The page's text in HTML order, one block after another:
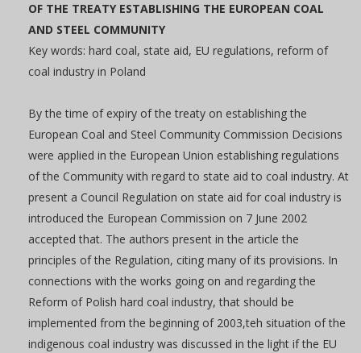
OF THE TREATY ESTABLISHING THE EUROPEAN COAL
AND STEEL COMMUNITY
Key words: hard coal, state aid, EU regulations, reform of
coal industry in Poland
By the time of expiry of the treaty on establishing the
European Coal and Steel Community Commission Decisions
were applied in the European Union establishing regulations
of the Community with regard to state aid to coal industry. At
present a Council Regulation on state aid for coal industry is
introduced the European Commission on 7 June 2002
accepted that. The authors present in the article the
principles of the Regulation, citing many of its provisions. In
connections with the works going on and regarding the
Reform of Polish hard coal industry, that should be
implemented from the beginning of 2003,teh situation of the
indigenous coal industry was discussed in the light if the EU